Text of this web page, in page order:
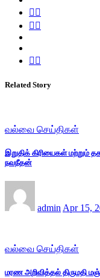
Related Story
வல்வை செய்திகள்
இறுதிக் கிரியைகள் மற்றும்
நவநீதன்
admin Apr 15,
வல்வை செய்திகள்
மரண அறிவித்தல் திருமதி